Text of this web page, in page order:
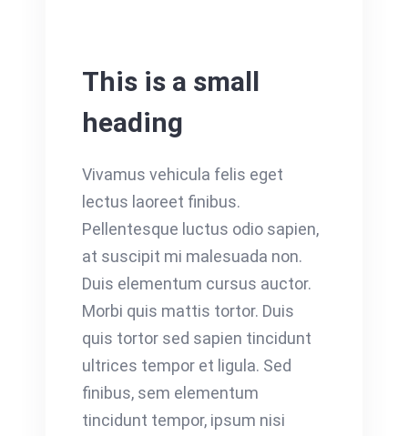
This is a small
heading
Vivamus vehicula felis eget
lectus laoreet finibus.
Pellentesque luctus odio sapien,
at suscipit mi malesuada non.
Duis elementum cursus auctor.
Morbi quis mattis tortor. Duis
quis tortor sed sapien tincidunt
ultrices tempor et ligula. Sed
finibus, sem elementum
tincidunt tempor, ipsum nisi